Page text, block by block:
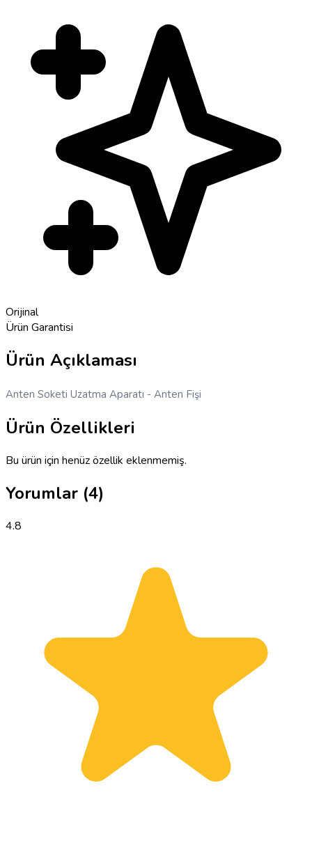
Orijinal
Ürün Garantisi
Ürün Açıklaması
Anten Soketi Uzatma Aparatı - Anten Fişi
Ürün Özellikleri
Bu ürün için henüz özellik eklenmemiş.
Yorumlar (4)
4.8